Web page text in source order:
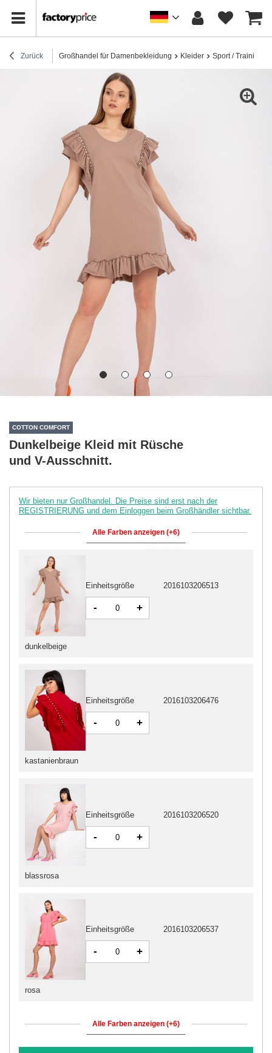
Zurück Großhandel für Damenbekleidung Kleider Sport /
COTTON COMFORT
Dunkelbeige Kleid mit Rüsche
und V-Ausschnitt.
Wir bieten nur Großhandel. Die Preise sind erst nach der
REGISTRIERUNG und dem Einloggen beim Großhändler sichtbar.
Alle Farben anzeigen (+6)
kastanienbraun
Einheitsgröße 2016103206476
- +
blassrosa
Einheitsgröße 2016103206520
- +
rosa
Einheitsgröße 2016103206537
- +
dunkelbeige
Einheitsgröße 2016103206513
- +
Alle Farben anzeigen (+6)